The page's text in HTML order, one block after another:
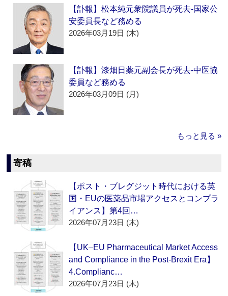
【訃報】松本純元衆院議員が死去‐国家公
安委員長など務める
2026年03月19日 (木)
【訃報】漆畑日薬元副会長が死去‐中医協
委員など務める
2026年03月09日 (月)
もっと見る »
寄稿
【ポスト・ブレグジット時代における英
国・EUの医薬品市場アクセスとコンプラ
イアンス】第4回…
2026年07月23日 (木)
【UK–EU Pharmaceutical Market Access
and Compliance in the Post-Brexit Era】
4.Complianc…
2026年07月23日 (木)